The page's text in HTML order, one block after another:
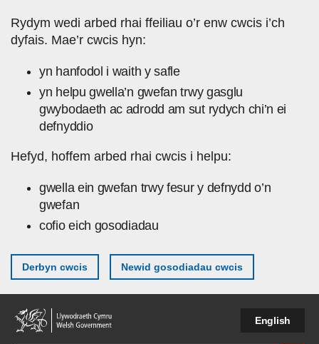
Rydym wedi arbed rhai ffeiliau o’r enw cwcis i’ch
dyfais. Mae’r cwcis hyn:
yn hanfodol i waith y safle
yn helpu gwella’n gwefan trwy gasglu
gwybodaeth ac adrodd am sut rydych chi’n ei
defnyddio
Hefyd, hoffem arbed rhai cwcis i helpu:
gwella ein gwefan trwy fesur y defnydd o’n
gwefan
cofio eich gosodiadau
Derbyn cwcis Newid gosodiadau cwcis
English